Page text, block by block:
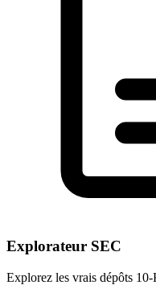
Explorateur SEC
Explorez les vrais dépôts